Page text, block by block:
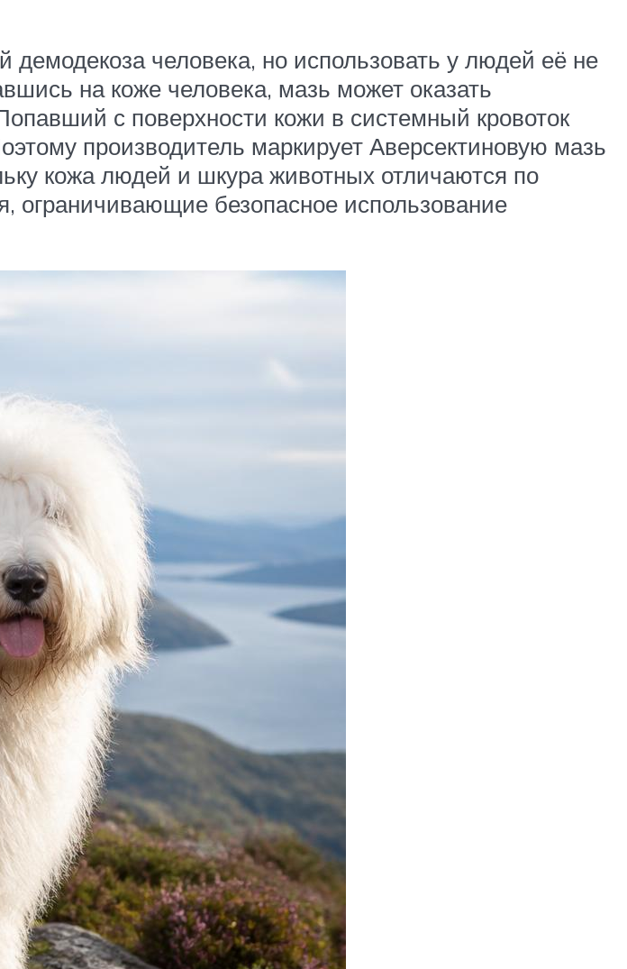
демодекоза человека, но использовать у людей её не
на коже человека, мазь может оказать
с поверхности кожи в системный кровоток
производитель маркирует Аверсектиновую мазь
кожа людей и шкура животных отличаются по
ограничивающие безопасное использование